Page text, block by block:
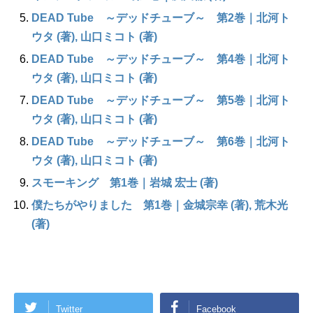
DEAD Tube ～デッドチューブ～ 第2巻｜北河ト
ウタ (著), 山口ミコト (著)
DEAD Tube ～デッドチューブ～ 第4巻｜北河ト
ウタ (著), 山口ミコト (著)
DEAD Tube ～デッドチューブ～ 第5巻｜北河ト
ウタ (著), 山口ミコト (著)
DEAD Tube ～デッドチューブ～ 第6巻｜北河ト
ウタ (著), 山口ミコト (著)
スモーキング 第1巻｜岩城 宏士 (著)
僕たちがやりました 第1巻｜金城宗幸 (著), 荒木光
(著)
Twitter Facebook